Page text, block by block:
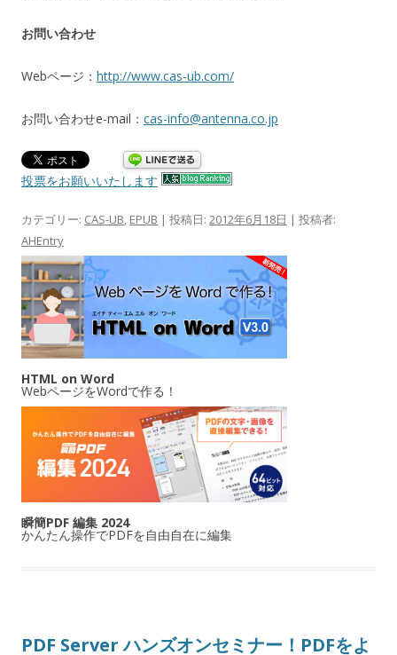
お問い合わせ
Webページ： http://www.cas-ub.com/
お問い合わせe-mail： cas-info@antenna.co.jp
投票をお願いいたします
カテゴリー: CAS-UB EPUB | 投稿日: 2012年6月18日 | 投稿者:
AHEntry
HTML on Word
WebページをWordで作る！
瞬簡PDF 編集 2024
かんたん操作でPDFを自由自在に編集
PDF Server ハンズオンセミナー！PDFをよ